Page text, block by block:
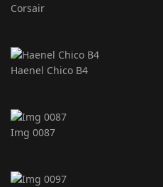
Corsair
Haenel Chico B4
Img 0087